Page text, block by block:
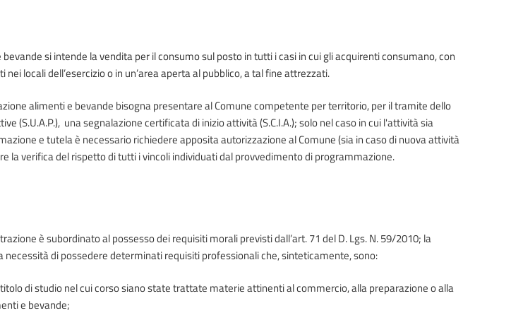
si intende la vendita per il consumo sul posto in tutti i casi in cui gli acquirenti consumano, con
locali dell’esercizio o in un’area aperta al pubblico, a tal fine attrezzati.
alimenti e bevande bisogna presentare al Comune competente per territorio, per il tramite dello
(S.U.A.P.), una segnalazione certificata di inizio attività (S.C.I.A.); solo nel caso in cui l'attività sia
e tutela è necessario richiedere apposita autorizzazione al Comune (sia in caso di nuova attività
la verifica del rispetto di tutti i vincoli individuati dal provvedimento di programmazione.
è subordinato al possesso dei requisiti morali previsti dall’art. 71 del D. Lgs. N. 59/2010; la
di possedere determinati requisiti professionali che, sinteticamente, sono:
di studio nel cui corso siano state trattate materie attinenti al commercio, alla preparazione o alla
e bevande;